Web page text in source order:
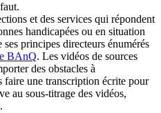
et des services qui répondent
handicapées ou en situation
principes directeurs énumérés
BAnQ. Les vidéos de sources
des obstacles à
faire une transcription écrite pour
au sous-titrage des vidéos,
.